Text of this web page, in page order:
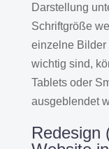
Darstellung
Schriftgröße
einzelne Bilder
wichtig sind,
Tablets oder
ausgeblendet
Redesign